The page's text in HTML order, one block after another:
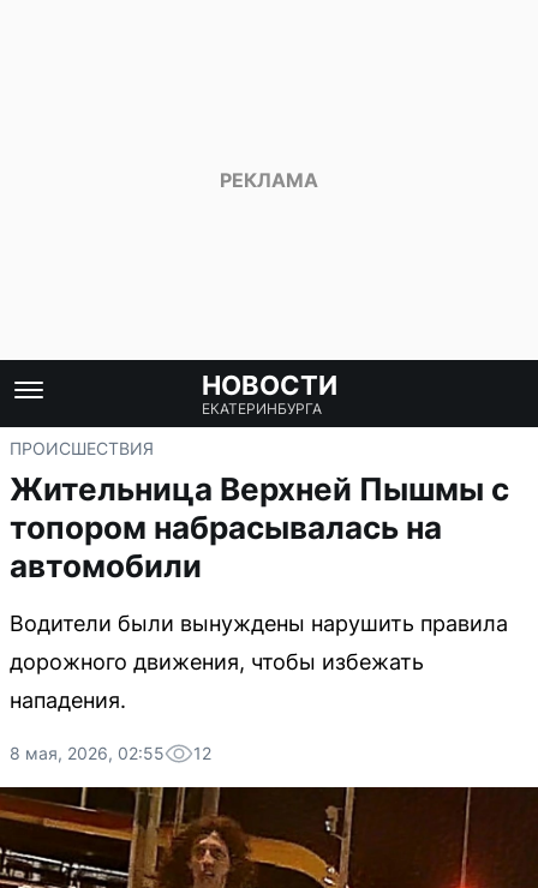
НОВОСТИ
ЕКАТЕРИНБУРГА
ПРОИСШЕСТВИЯ
Жительница Верхней Пышмы с
топором набрасывалась на
автомобили
Водители были вынуждены нарушить правила
дорожного движения, чтобы избежать
нападения.
8 мая, 2026, 02:55 12